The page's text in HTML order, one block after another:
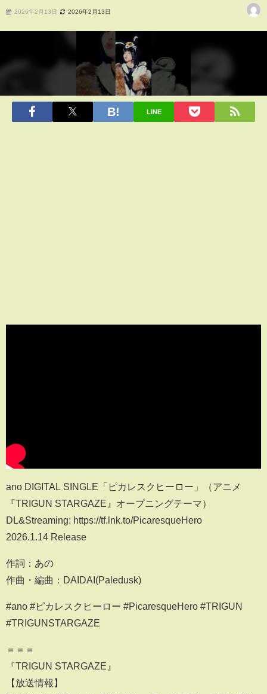
2026年2月13日 2026年2月13日
LINE
ano DIGITAL SINGLE「ピカレスクヒーロー」（アニメ
『TRIGUN STARGAZE』オープニングテーマ）
DL&Streaming: https://tf.lnk.to/PicaresqueHero
2026.1.14 Release
作詞：あの
作曲・編曲：DAIDAI(Paledusk)
#ano #ピカレスクヒーロー #PicaresqueHero #TRIGUN
#TRIGUNSTARGAZE
＝＝＝
『TRIGUN STARGAZE』
【放送情報】